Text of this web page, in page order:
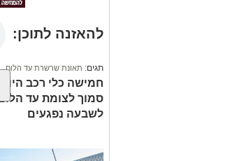
להאזנה לתוכן:
תגים: תאונת שרשרת עד הלום
סמוך לצומת עד
לשבעה נפגעים